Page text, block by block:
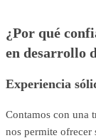
¿Por qué
en desarrollo
Experiencia
Contamos con una
nos permite ofrecer